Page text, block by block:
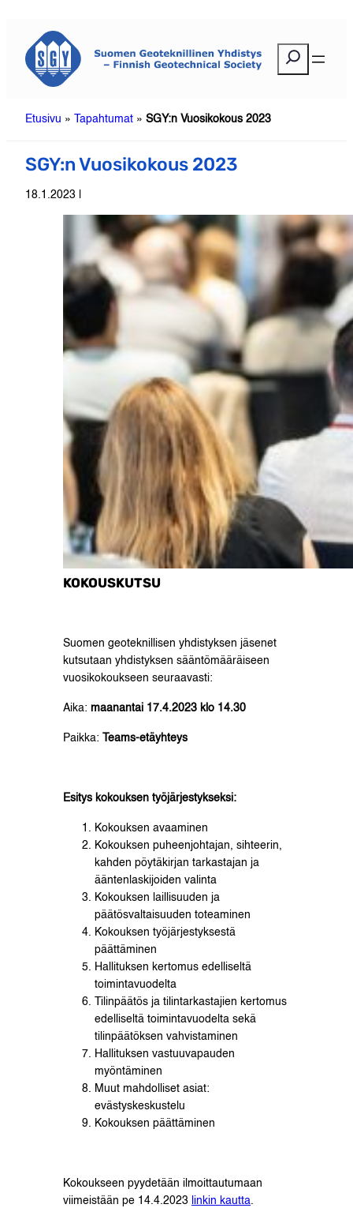
sisältöön
Etusivu » Tapahtumat » SGY:n Vuosikokous 2023
SGY:n Vuosikokous 2023
18.1.2023 |
KOKOUSKUTSU
Suomen geoteknillisen yhdistyksen jäsenet
kutsutaan yhdistyksen sääntömääräiseen
vuosikokoukseen seuraavasti:
Aika: maanantai 17.4.2023 klo 14.30
Paikka: Teams-etäyhteys
Esitys kokouksen työjärjestykseksi:
Kokouksen avaaminen
Kokouksen puheenjohtajan, sihteerin,
kahden pöytäkirjan tarkastajan ja
ääntenlaskijoiden valinta
Kokouksen laillisuuden ja
päätösvaltaisuuden toteaminen
Kokouksen työjärjestyksestä
päättäminen
Hallituksen kertomus edelliseltä
toimintavuodelta
Tilinpäätös ja tilintarkastajien kertomus
edelliseltä toimintavuodelta sekä
tilinpäätöksen vahvistaminen
Hallituksen vastuuvapauden
myöntäminen
Muut mahdolliset asiat:
evästyskeskustelu
Kokouksen päättäminen
Kokoukseen pyydetään ilmoittautumaan
viimeistään pe 14.4.2023 linkin kautta.